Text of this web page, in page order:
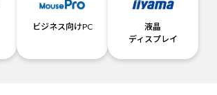
ビジネス向けPC
液晶
ディスプレイ